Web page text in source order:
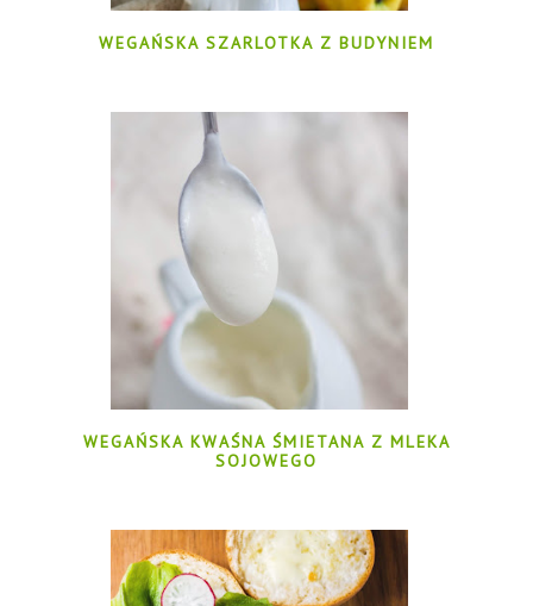
WEGAŃSKA SZARLOTKA Z BUDYNIEM
WEGAŃSKA KWAŚNA ŚMIETANA Z MLEKA
SOJOWEGO